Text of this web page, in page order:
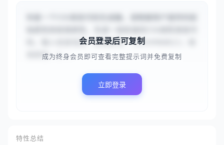
码。输入信息包括：起始颜色：{{#3498db}}；结
束颜色：{...
会员登录后可复制
成为终身会员即可查看完整提示词并免费复制
立即登录
特性总结